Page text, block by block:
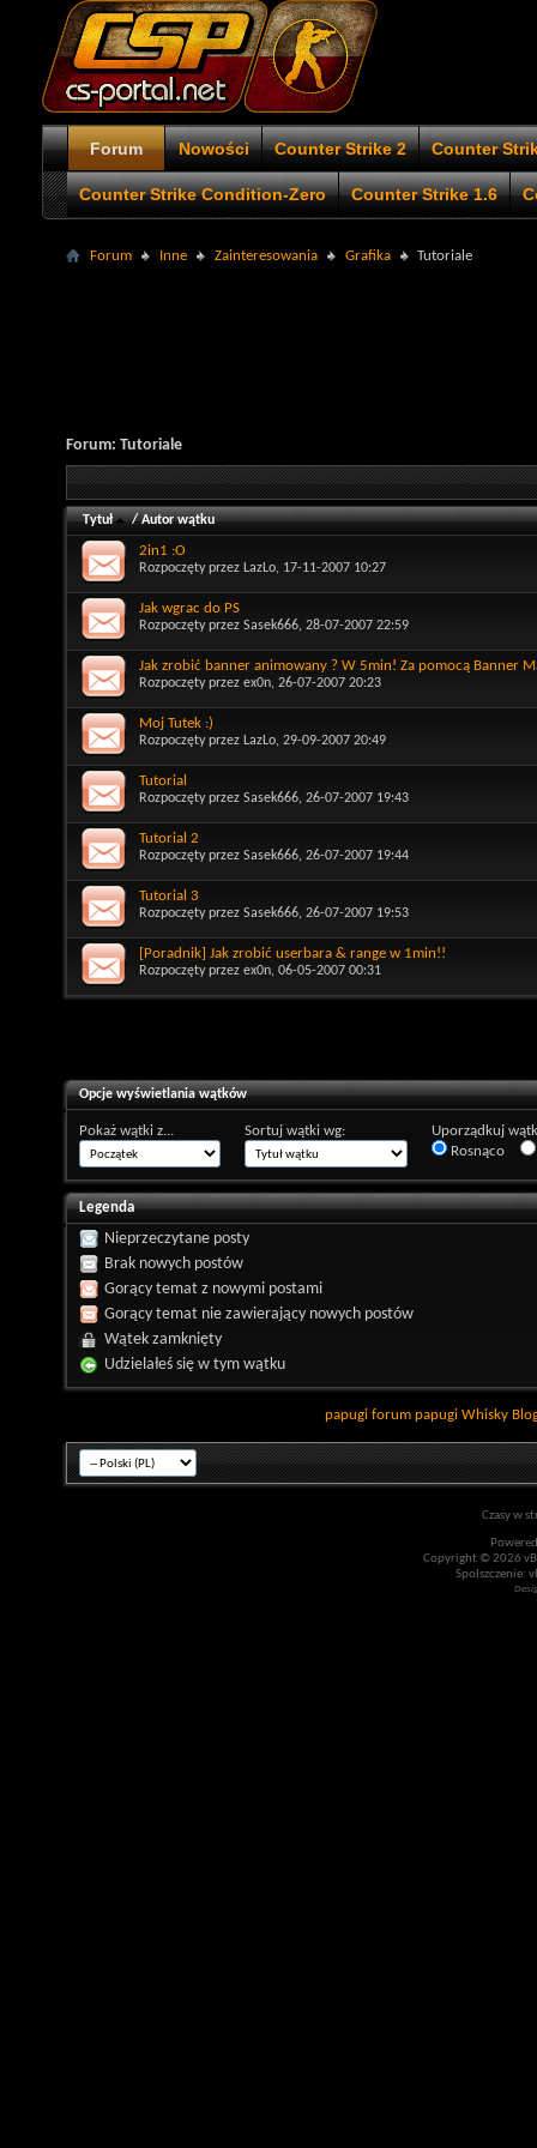
Forum Nowości Counter Strike 2 Counter
Counter Strike Condition-Zero Counter Strike 1.6
Forum Inne Zainteresowania Grafika Tutoriale
Forum: Tutoriale
Tytuł /Autor wątku
2in1 :O
Rozpoczęty przez LazLo, 17-11-2007 10:27
Jak wgrac do PS
Rozpoczęty przez Sasek666, 28-07-2007 22:59
Jak zrobić banner animowany ? W 5min! Za pomocą Banner
Rozpoczęty przez ex0n, 26-07-2007 20:23
Moj Tutek :)
Rozpoczęty przez LazLo, 29-09-2007 20:49
Tutorial
Rozpoczęty przez Sasek666, 26-07-2007 19:43
Tutorial 2
Rozpoczęty przez Sasek666, 26-07-2007 19:44
Tutorial 3
Rozpoczęty przez Sasek666, 26-07-2007 19:53
[Poradnik] Jak zrobić userbara & range w 1min!!
Rozpoczęty przez ex0n, 06-05-2007 00:31
Opcje wyświetlania wątków
Pokaż wątki z... Sortuj wątki wg:
Uporządkuj
Rosnąco
Legenda
Nieprzeczytane posty
Brak nowych postów
Gorący temat z nowymi postami
Gorący temat nie zawierający nowych postów
Wątek zamknięty
Udzielałeś się w tym wątku
papugi forum papugi Whisky
Czasy w
Copyright © 2026
Spolszczenie: